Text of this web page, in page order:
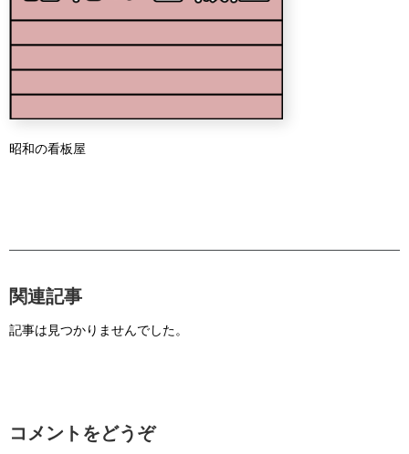
昭和の看板屋
関連記事
記事は見つかりませんでした。
コメントをどうぞ